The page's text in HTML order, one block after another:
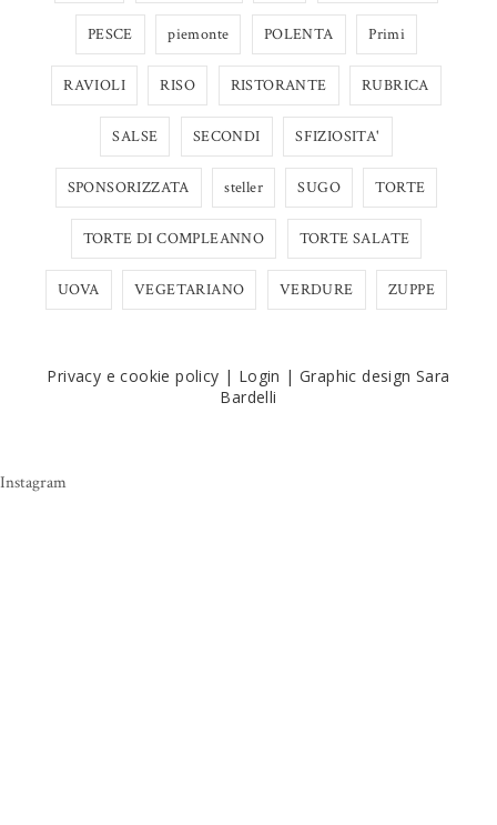
PESCE piemonte POLENTA Primi
RAVIOLI RISO RISTORANTE RUBRICA
SALSE SECONDI SFIZIOSITA'
SPONSORIZZATA steller SUGO TORTE
TORTE DI COMPLEANNO TORTE SALATE
UOVA VEGETARIANO VERDURE ZUPPE
Privacy e cookie policy | Login | Graphic design Sara
Bardelli
Instagram